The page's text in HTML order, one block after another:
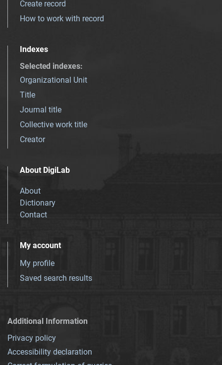
Create record
How to work with record
Indexes
Selected indexes:
Organizational Unit
Title
Journal title
Collective work title
Creator
About DigiLab
About
Dictionary
Contact
My account
My profile
Saved search results
Additional Information
Privacy policy
Accessibility declaration